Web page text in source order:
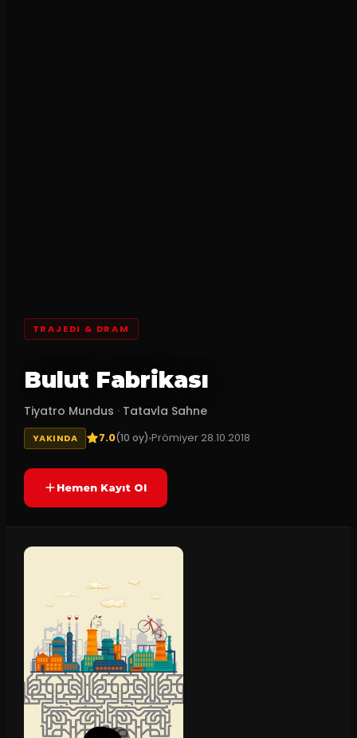
TRAJEDI & DRAM
Bulut Fabrikası
Tiyatro Mundus · Tatavla Sahne
YAKINDA 7.0(10 oy)Prömiyer 28.10.2018
Hemen Kayıt Ol